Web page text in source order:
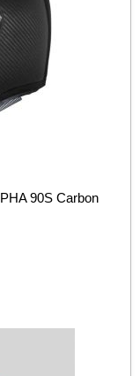
90S Carbon